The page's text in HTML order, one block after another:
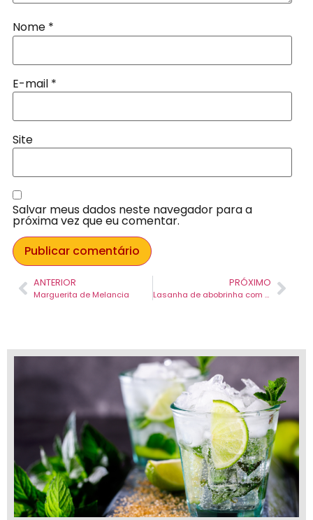
Nome *
E-mail *
Site
Salvar meus dados neste navegador para a
próxima vez que eu comentar.
ANTERIOR
Marguerita de Melancia
PRÓXIMO
Lasanha de abobrinha com carne moída